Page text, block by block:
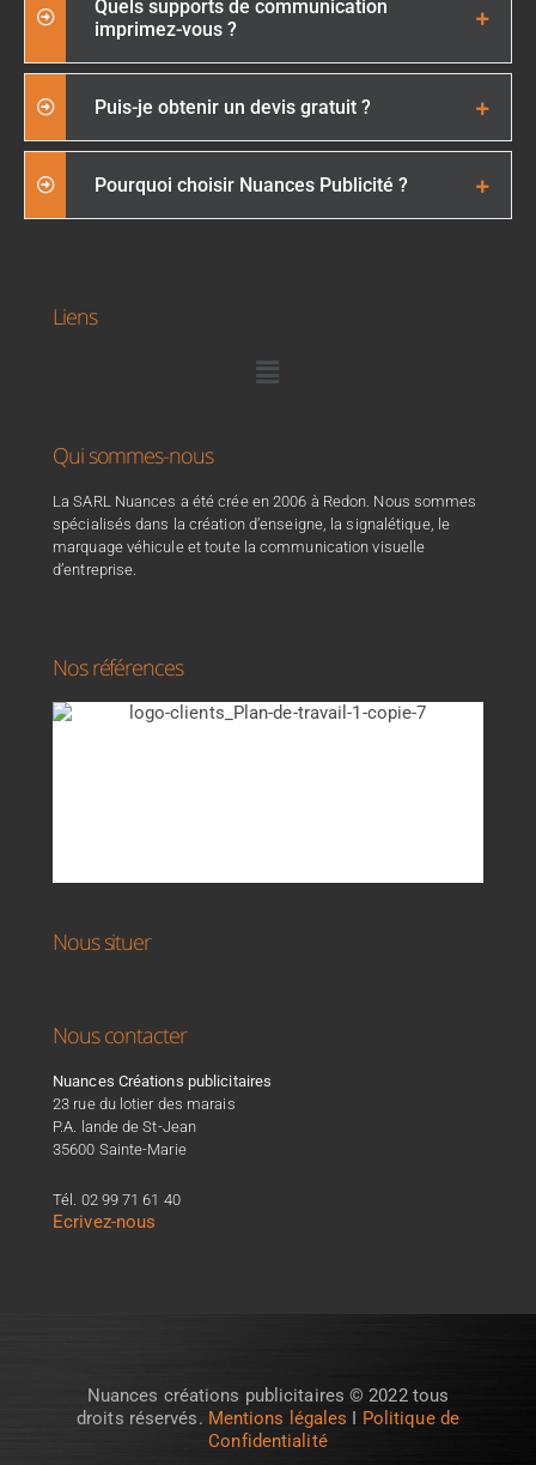
Quels supports de communication
imprimez-vous ?
Puis-je obtenir un devis gratuit ?
Pourquoi choisir Nuances Publicité ?
Liens
Qui sommes-nous
La SARL Nuances a été crée en 2006 à Redon. Nous sommes
spécialisés dans la création d’enseigne, la signalétique, le
marquage véhicule et toute la communication visuelle
d’entreprise.
Nos références
Nous situer
Nous contacter
Nuances Créations publicitaires
23 rue du lotier des marais
P.A. lande de St-Jean
35600 Sainte-Marie
Tél. 02 99 71 61 40
Ecrivez-nous
Nuances créations publicitaires © 2022 tous
droits réservés. Mentions légales I Politique de
Confidentialité